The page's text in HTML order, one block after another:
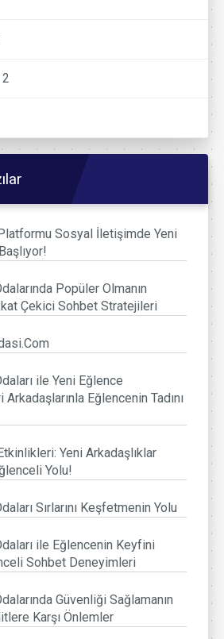
Sosyal İletişimde Yeni
Popüler Olmanın
Çekici Sohbet Stratejileri
ile Yeni Eğlence
Eğlencenin Tadını
Yeni Arkadaşlıklar
Yolu!
Sırlarını Keşfetmenin Yolu
ile Eğlencenin Keyfini
Sohbet Deneyimleri
Güvenliği Sağlamanın
Karşı Önlemler